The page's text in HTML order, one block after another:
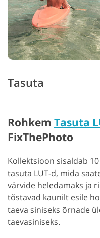
Tasuta
Rohkem Tasuta
FixThePhoto
Kollektsioon sisaldab
tasuta LUT-d, mida
värvide heledamaks ja
tõstavad kaunilt esile
taeva siniseks õrnade
taevasiniseks.